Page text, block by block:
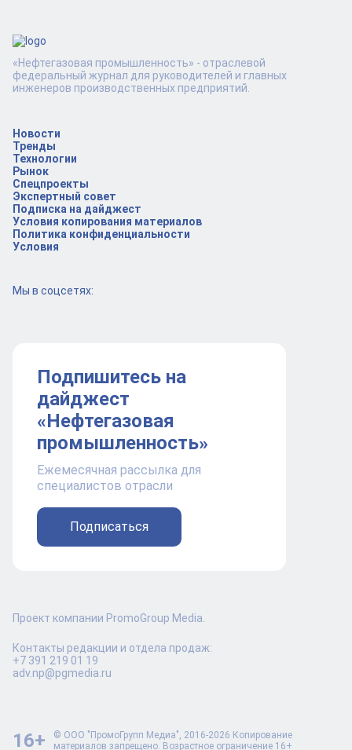
Новости
Тренды
Технологии
Рынок
Спецпроекты
Экспертный совет
Подписка на дайджест
Условия копирования материалов
Политика конфиденциальности
Условия
Мы в соцсетях:
Подпишитесь на
дайджест
«Нефтегазовая
промышленность»
Ежемесячная рассылка для
специалистов отрасли
Подписаться
«Нефтегазовая промышленность» - отраслевой
федеральный журнал для руководителей и главных
инженеров производственных предприятий.
Проект компании PromoGroup Media.
Контакты редакции и отдела продаж:
+7 391 219 01 19
adv.np@pgmedia.ru
© ООО "ПромоГрупп Медиа", 2016-2026 Копирование
материалов запрещено. Возрастное ограничение 16+
16+